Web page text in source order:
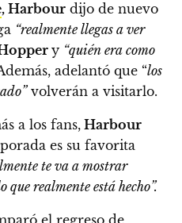
, Harbour dijo de nuevo
“realmente llegas a ver
y “quién era como
adelantó que “los
volverán a visitarlo.
a los fans, Harbour
es su favorita
te va a mostrar
que realmente está hecho”.